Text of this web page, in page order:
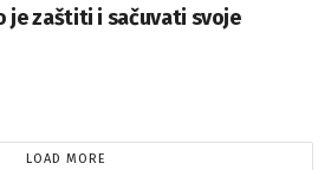
je zaštiti i sačuvati svoje
LOAD MORE